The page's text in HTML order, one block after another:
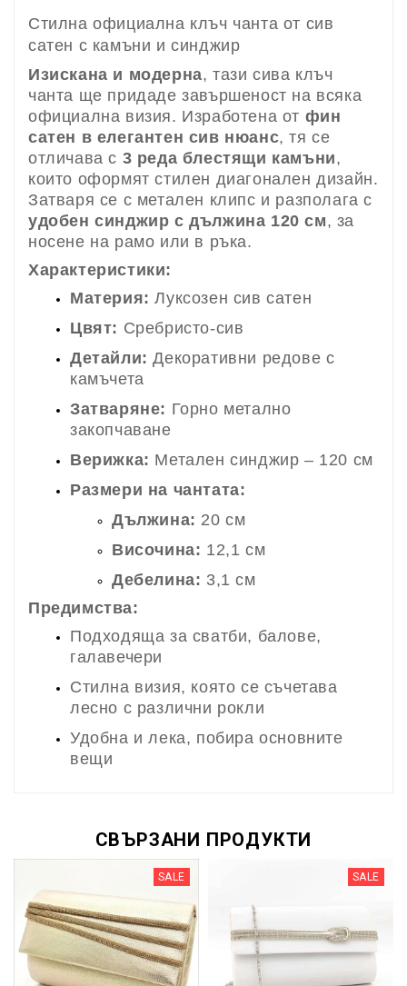
Стилна официална клъч чанта от сив
сатен с камъни и синджир
Изискана и модерна, тази сива клъч
чанта ще придаде завършеност на всяка
официална визия. Изработена от фин
сатен в елегантен сив нюанс, тя се
отличава с 3 реда блестящи камъни,
които оформят стилен диагонален дизайн.
Затваря се с метален клипс и разполага с
удобен синджир с дължина 120 см, за
носене на рамо или в ръка.
Характеристики:
Материя: Луксозен сив сатен
Цвят: Сребристо-сив
Детайли: Декоративни редове с
камъчета
Затваряне: Горно метално
закопчаване
Верижка: Метален синджир – 120 см
Размери на чантата:
Дължина: 20 см
Височина: 12,1 см
Дебелина: 3,1 см
Предимства:
Подходяща за сватби, балове,
галавечери
Стилна визия, която се съчетава
лесно с различни рокли
Удобна и лека, побира основните
вещи
СВЪРЗАНИ ПРОДУКТИ
SALE SALE